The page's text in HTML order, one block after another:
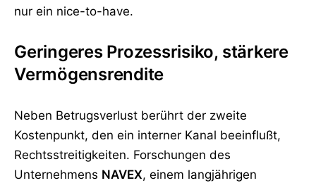
nur ein nice-to-have.
Geringeres Prozessrisiko, stärkere
Vermögensrendite
Neben Betrugsverlust berührt der zweite
Kostenpunkt, den ein interner Kanal beeinflußt,
Rechtsstreitigkeiten. Forschungen des
Unternehmens NAVEX, einem langjährigen